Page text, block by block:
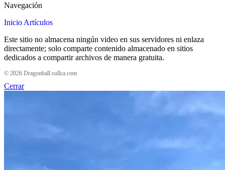
Navegación
Inicio Artículos
Este sitio no almacena ningún video en sus servidores ni enlaza
directamente; solo comparte contenido almacenado en sitios
dedicados a compartir archivos de manera gratuita.
© 2026 Dragonball.sullca.com
Cerrar